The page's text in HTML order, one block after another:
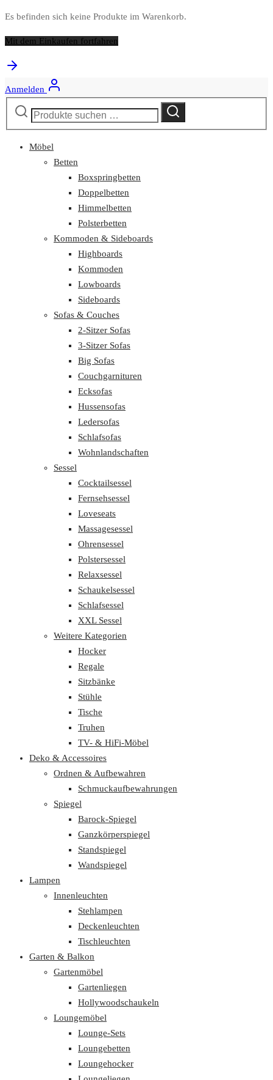
Es befinden sich keine Produkte im Warenkorb.
Mit dem Einkaufen fortfahren
Anmelden
Suchen
nach:
Suchen
Möbel
Betten
Boxspringbetten
Doppelbetten
Himmelbetten
Polsterbetten
Kommoden & Sideboards
Highboards
Kommoden
Lowboards
Sideboards
Sofas & Couches
2-Sitzer Sofas
3-Sitzer Sofas
Big Sofas
Couchgarnituren
Ecksofas
Hussensofas
Ledersofas
Schlafsofas
Wohnlandschaften
Sessel
Cocktailsessel
Fernsehsessel
Loveseats
Massagesessel
Ohrensessel
Polstersessel
Relaxsessel
Schaukelsessel
Schlafsessel
XXL Sessel
Weitere Kategorien
Hocker
Regale
Sitzbänke
Stühle
Tische
Truhen
TV- & HiFi-Möbel
Deko & Accessoires
Ordnen & Aufbewahren
Schmuckaufbewahrungen
Spiegel
Barock-Spiegel
Ganzkörperspiegel
Standspiegel
Wandspiegel
Lampen
Innenleuchten
Stehlampen
Deckenleuchten
Tischleuchten
Garten & Balkon
Gartenmöbel
Gartenliegen
Hollywoodschaukeln
Loungemöbel
Lounge-Sets
Loungebetten
Loungehocker